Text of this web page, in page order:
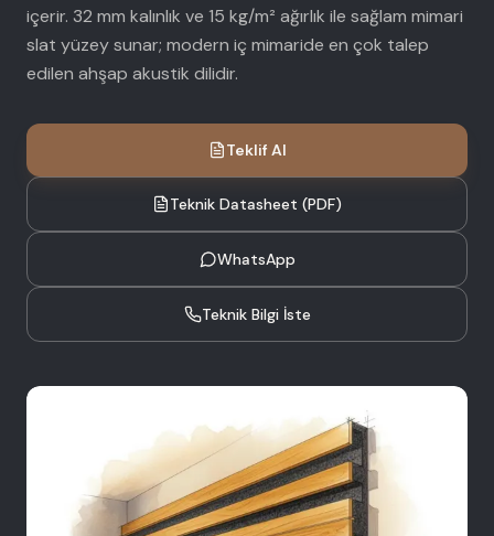
içerir. 32 mm kalınlık ve 15 kg/m² ağırlık ile sağlam mimari
slat yüzey sunar; modern iç mimaride en çok talep
edilen ahşap akustik dilidir.
Teklif Al
Teknik Datasheet (PDF)
WhatsApp
Teknik Bilgi İste